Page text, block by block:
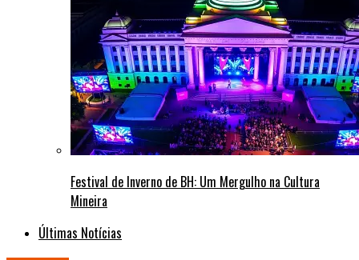
Festival de Inverno de BH: Um Mergulho na Cultura
Mineira
Últimas Notícias